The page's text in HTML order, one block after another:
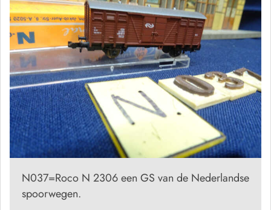
N037=Roco N 2306 een GS van de Nederlandse
spoorwegen.